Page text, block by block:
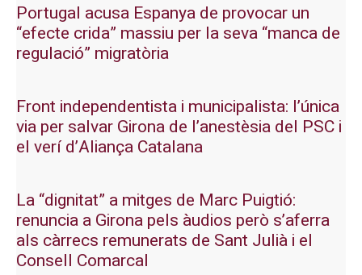
Portugal acusa Espanya de provocar un
“efecte crida” massiu per la seva “manca de
regulació” migratòria
Front independentista i municipalista: l’única
via per salvar Girona de l’anestèsia del PSC i
el verí d’Aliança Catalana
La “dignitat” a mitges de Marc Puigtió:
renuncia a Girona pels àudios però s’aferra
als càrrecs remunerats de Sant Julià i el
Consell Comarcal